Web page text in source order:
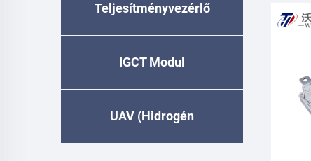
Teljesítményvezérlő
IGCT Modul
UAV (Hidrogén